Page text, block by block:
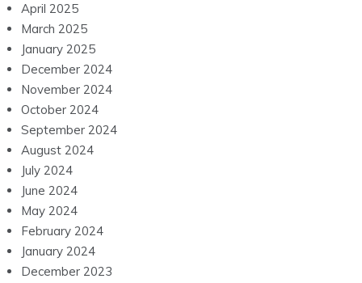
April 2025
March 2025
January 2025
December 2024
November 2024
October 2024
September 2024
August 2024
July 2024
June 2024
May 2024
February 2024
January 2024
December 2023